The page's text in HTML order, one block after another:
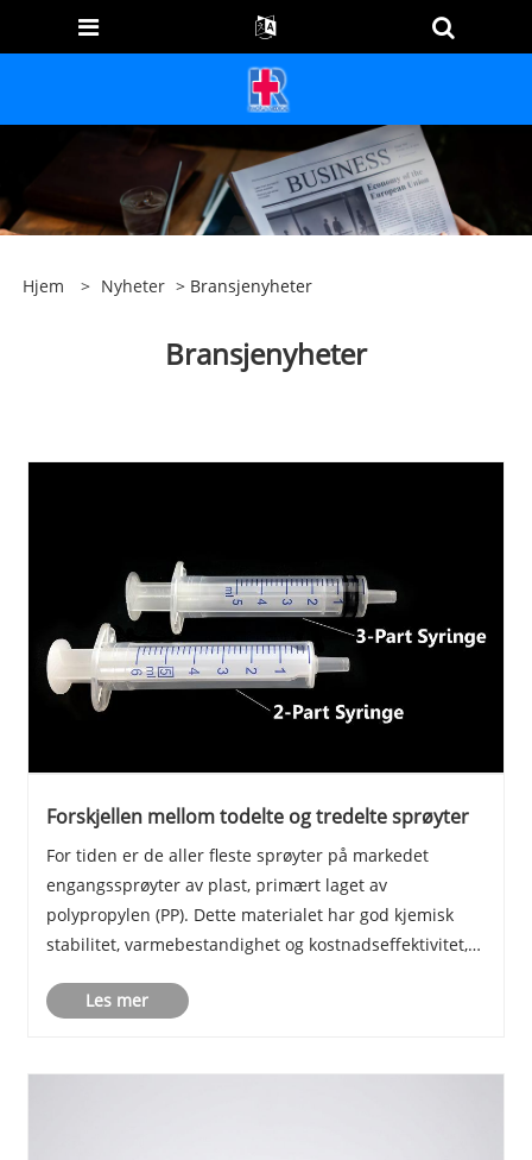
Hjem > Nyheter > Bransjenyheter
Bransjenyheter
Forskjellen mellom todelte og tredelte sprøyter
For tiden er de aller fleste sprøyter på markedet
engangssprøyter av plast, primært laget av
polypropylen (PP). Dette materialet har god kjemisk
stabilitet, varmebestandighet og kostnadseffektivitet,
medisinske og laboratoriemiljøer. Kjerneverdien ti......
Les mer